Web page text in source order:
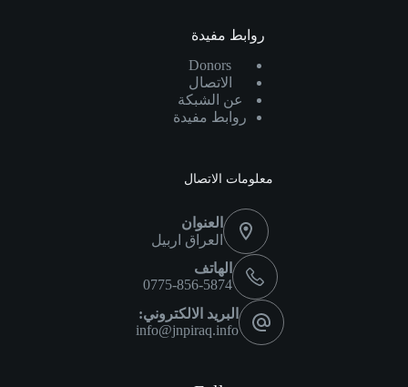
روابط مفيدة
Donors
الاتصال
عن الشبكة
روابط مفيدة
معلومات الاتصال
العنوان
العراق اربيل
الهاتف
0775-856-5874
البريد الالكتروني:
info@jnpiraq.info